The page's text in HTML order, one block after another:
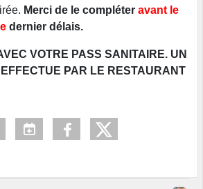
Merci de le compléter avant le
dernier délais.
VOTRE PASS SANITAIRE. UN
PAR LE RESTAURANT